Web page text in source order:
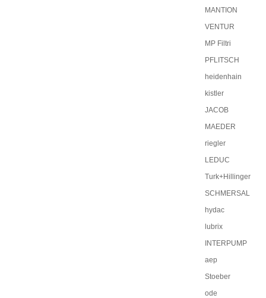
MANTION
VENTUR
MP Filtri
PFLITSCH
heidenhain
kistler
JACOB
MAEDER
riegler
LEDUC
Turk+Hillinger
SCHMERSAL
hydac
lubrix
INTERPUMP
aep
Stoeber
ode